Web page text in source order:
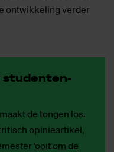
ontwikkeling verder
stu­den­ten­
de tongen los.
opinieartikel,
‘ooit om de